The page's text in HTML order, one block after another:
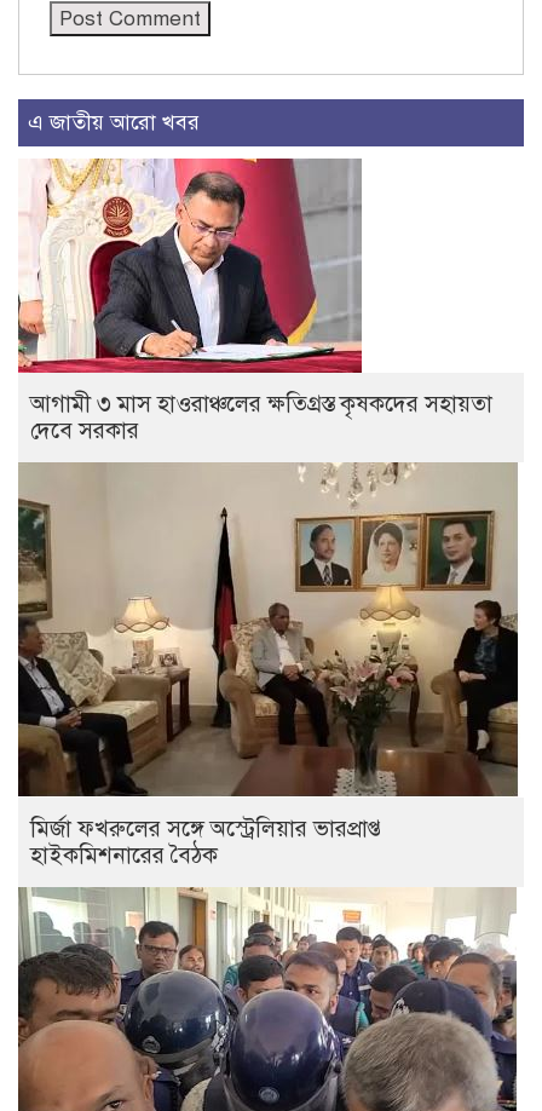
এ জাতীয় আরো খবর
আগামী ৩ মাস হাওরাঞ্চলের ক্ষতিগ্রস্ত কৃষকদের সহায়তা
দেবে সরকার
মির্জা ফখরুলের সঙ্গে অস্ট্রেলিয়ার ভারপ্রাপ্ত
হাইকমিশনারের বৈঠক